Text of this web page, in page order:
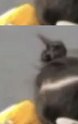
</
T
以
统
事
，
大
，
全
能
，
视
今
公